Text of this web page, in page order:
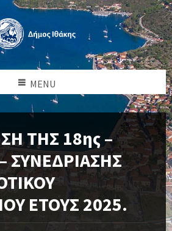
MENU
ΤΗΣ 18ης –
ΣΥΝΕΔΡΙΑΣΗΣ
ΕΤΟΥΣ 2025.